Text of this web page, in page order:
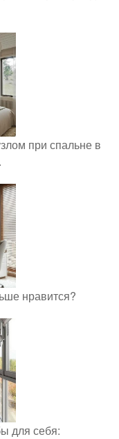
при спальне в
нравится?
для себя: